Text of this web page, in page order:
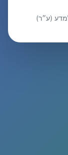
למדע (ע״ר)